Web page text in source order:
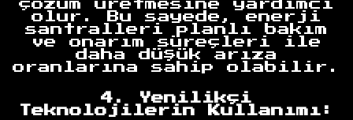
çözüm üretmesine yardımcı
olur. Bu sayede, enerji
santralleri planlı bakım
ve onarım süreçleri ile
daha düşük arıza
oranlarına sahip olabilir.
4. Yenilikçi
Teknolojilerin Kullanımı: